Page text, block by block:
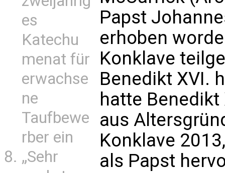
es
Katechu
menat für
erwachse
ne
Taufbewe
rber ein
„Sehr
Papst
erhoben
Konklave
Benedikt XVI.
hatte
aus
Konklave
als Papst